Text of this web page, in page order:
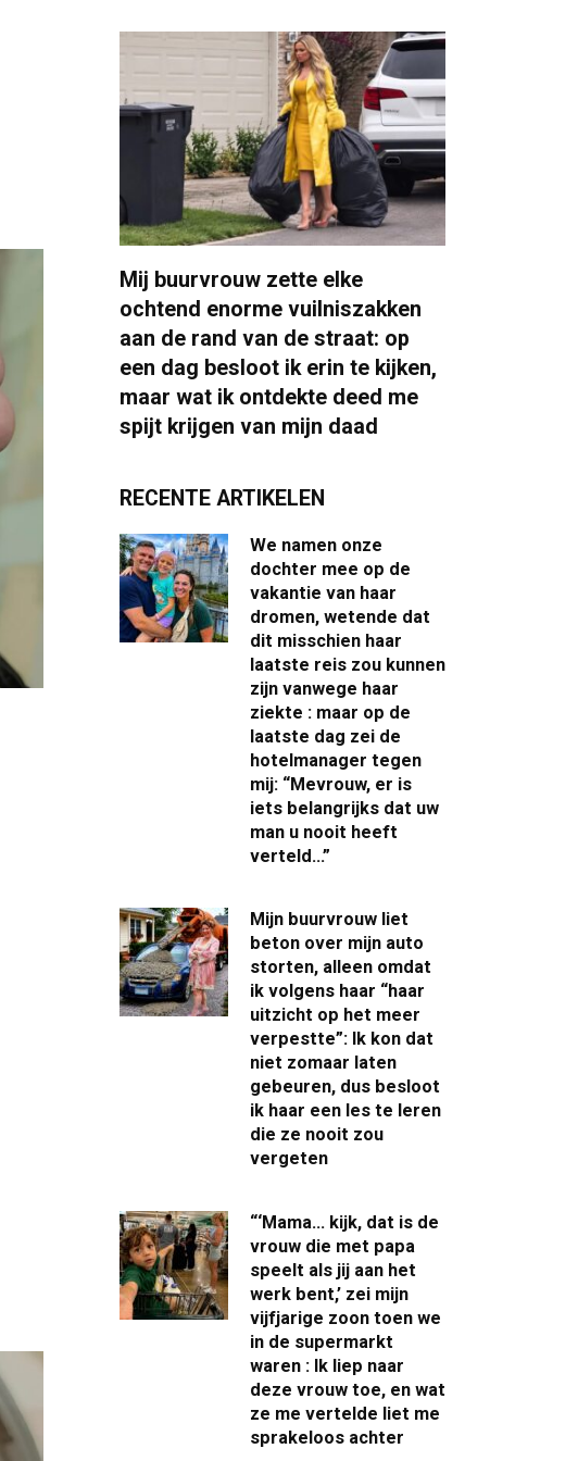
Mij buurvrouw zette elke
ochtend enorme vuilniszakken
aan de rand van de straat: op
een dag besloot ik erin te kijken,
maar wat ik ontdekte deed me
spijt krijgen van mijn daad
RECENTE ARTIKELEN
We namen onze
dochter mee op de
vakantie van haar
dromen, wetende dat
dit misschien haar
laatste reis zou kunnen
zijn vanwege haar
ziekte : maar op de
laatste dag zei de
hotelmanager tegen
mij: “Mevrouw, er is
iets belangrijks dat uw
man u nooit heeft
verteld…”
Mijn buurvrouw liet
beton over mijn auto
storten, alleen omdat
ik volgens haar “haar
uitzicht op het meer
verpestte”: Ik kon dat
niet zomaar laten
gebeuren, dus besloot
ik haar een les te leren
die ze nooit zou
vergeten
“‘Mama… kijk, dat is de
vrouw die met papa
speelt als jij aan het
werk bent,’ zei mijn
vijfjarige zoon toen we
in de supermarkt
waren : Ik liep naar
deze vrouw toe, en wat
ze me vertelde liet me
sprakeloos achter